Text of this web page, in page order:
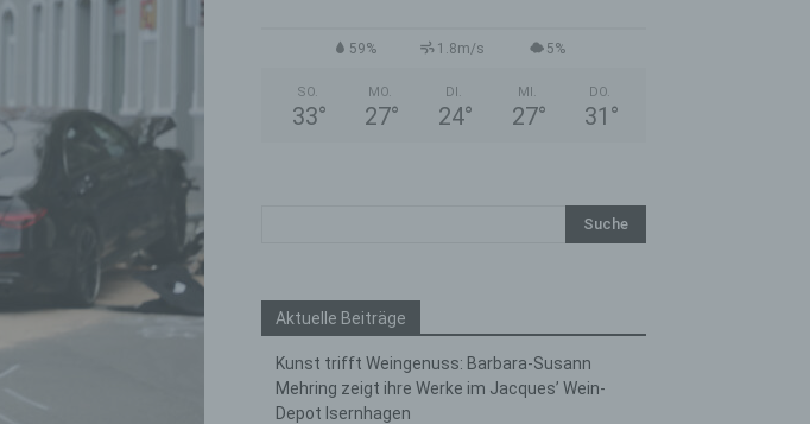
59% 1.8m/s 5%
SO.
33°
MO.
27°
DI.
24°
MI.
27°
DO.
31 °
Aktuelle Beiträge
Kunst trifft Weingenuss: Barbara-Susann
Mehring zeigt ihre Werke im Jacques’ Wein-
Depot Isernhagen